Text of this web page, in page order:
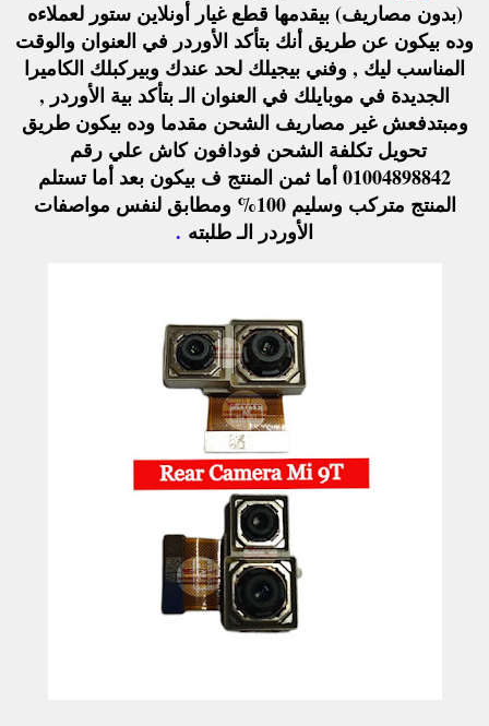
(بدون مصاريف) بيقدمها قطع غيار أونلاين ستور لعملاءه
وده بيكون عن طريق أنك بتأكد الأوردر في العنوان والوقت
المناسب ليك , وفني بيجيلك لحد عندك وبيركبلك الكاميرا
الجديدة في موبايلك في العنوان الـ بتأكد بية الأوردر ,
ومبتدفعش غير مصاريف الشحن مقدما وده بيكون طريق
تحويل تكلفة الشحن فودافون كاش علي رقم
01004898842 أما ثمن المنتج ف بيكون بعد أما تستلم
المنتج متركب وسليم 100% ومطابق لنفس مواصفات
الأوردر الـ طلبته .